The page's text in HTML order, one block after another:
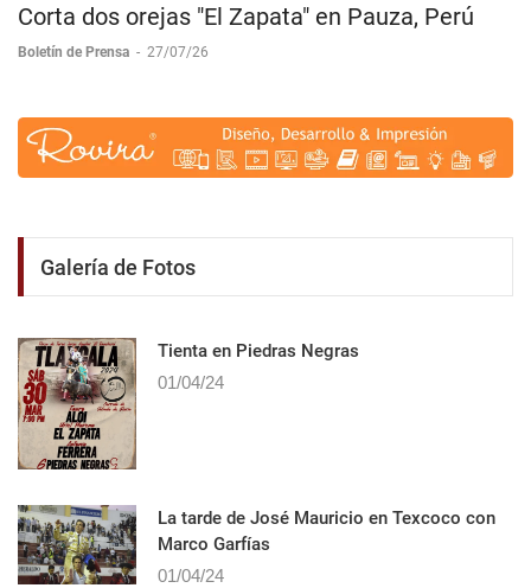
Corta dos orejas "El Zapata" en Pauza, Perú
Boletín de Prensa - 27/07/26
Galería de Fotos
Tienta en Piedras Negras
01/04/24
La tarde de José Mauricio en Texcoco con
Marco Garfías
01/04/24